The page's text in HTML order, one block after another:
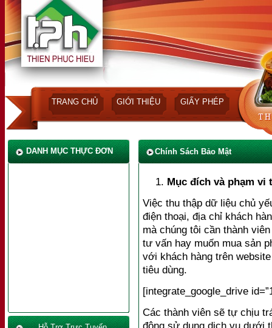
TRANG CHỦ GIỚI THIỆU GIẤY PHÉP
DANH MỤC THỰC ĐƠN Chính Sách Bảo Mật
Mục đích và phạm vi
Việc thu thập dữ liệu chủ
điện thoại, địa chỉ khách
mà chúng tôi cần thành
tư vấn hay muốn mua sản
với khách hàng trên
tiêu dùng.
[integrate_google_drive
Các thành viên sẽ tự chịu